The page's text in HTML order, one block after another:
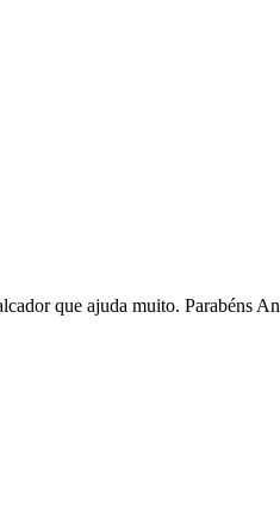
que ajuda muito. Parabéns